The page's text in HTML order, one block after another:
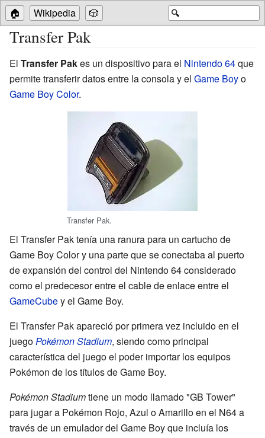
🔍
🏠 Wikipedia 🎲
Transfer Pak
El Transfer Pakes un dispositivo para el Nintendo 64que
permite transferir datos entre la consola y el Game Boyo
Game Boy Color.
Transfer Pak.
El Transfer Pak tenía una ranura para un cartucho de
Game Boy Color y una parte que se conectaba al puerto
de expansión del control del Nintendo 64 considerado
como el predecesor entre el cable de enlace entre el
GameCubey el Game Boy.
El Transfer Pak apareció por primera vez incluido en el
juego Pokémon Stadium, siendo como principal
característica del juego el poder importar los equipos
Pokémon de los títulos de Game Boy.
Pokémon Stadiumtiene un modo llamado "GB Tower"
para jugar a Pokémon Rojo, Azul o Amarillo en el N64 a
través de un emulador del Game Boy que incluía los